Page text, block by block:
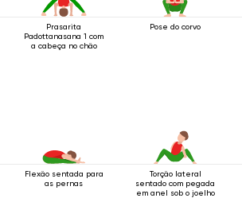
Prasarita
Padottanasana 1 com
a cabeça no chão
Pose do corvo
Flexão sentada para
as pernas
Torção lateral
sentado com pegada
em anel sob o joelho